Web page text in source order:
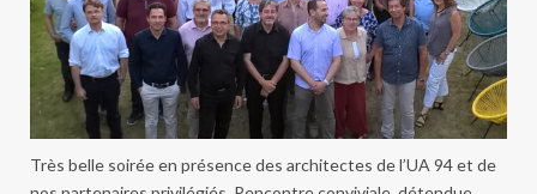
Très belle soirée en présence des architectes de l’UA 94 et de